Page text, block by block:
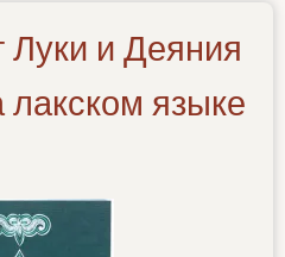
Луки и Деяния
лакском языке